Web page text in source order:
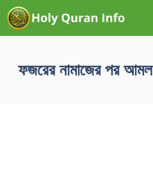
ফজরের নামাজের পর আমল